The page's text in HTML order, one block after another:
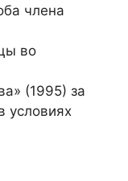
члена
во
(1995) за
условиях